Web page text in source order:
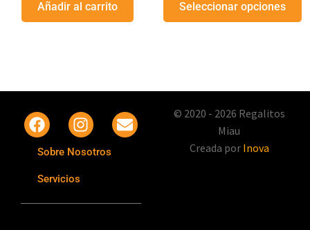
Añadir al carrito Seleccionar opciones
Sobre Nosotros
Servicios
© 2020 - 2026 Regalitos
Miau
Creada por Inova